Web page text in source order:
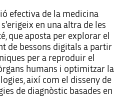
efectiva de la medicina
en una altra de les
que aposta per explorar el
de bessons digitals a partir
per a reproduir el
humans i optimitzar la
així com el disseny de
de diagnòstic basades en